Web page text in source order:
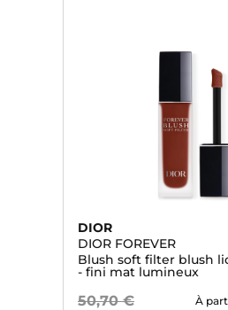
DIOR
DIOR FOREVER
Blush soft filter blush
- fini mat lumineux
50,70 € À